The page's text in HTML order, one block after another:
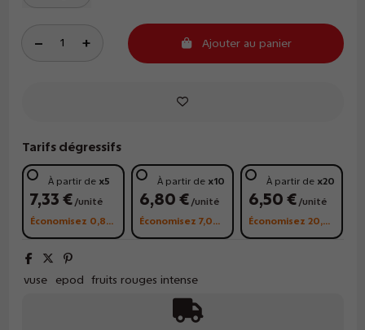
Ajouter au panier
Tarifs dégressifs
À partir de x5
7,33 € /unité
Économisez 0,85 €
À partir de x10
6,80 € /unité
Économisez 7,00 €
À partir de x20
6,50 € /unité
Économisez 20,00 €
vuse epod fruits rouges intense